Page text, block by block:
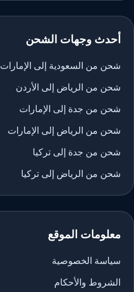
أحدث وجهات الشحن
شحن من السعودية إلى الإمارات
شحن من الرياض إلى الأردن
شحن من جدة إلى الإمارات
شحن من الرياض إلى الإمارات
شحن من جدة إلى تركيا
شحن من الرياض إلى تركيا
معلومات الموقع
سياسة الخصوصية
الشروط والأحكام